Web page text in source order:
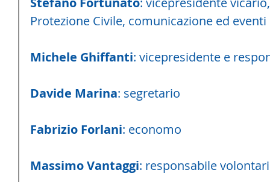
Protezione Civile, comunicazione ed eventi
Michele Ghiffanti: vicepresidente e
Davide Marina: segretario
Fabrizio Forlani: economo
Massimo Vantaggi: responsabile volontari